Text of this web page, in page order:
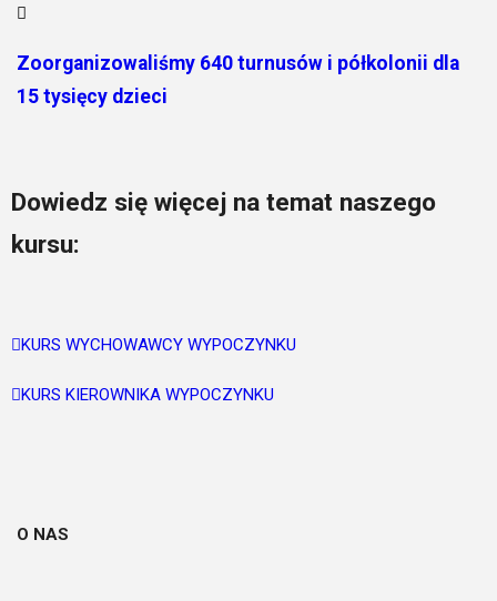
Zoorganizowaliśmy 640 turnusów i półkolonii dla
15 tysięcy dzieci
Dowiedz się więcej na temat naszego
kursu:
KURS WYCHOWAWCY WYPOCZYNKU
KURS KIEROWNIKA WYPOCZYNKU
O NAS